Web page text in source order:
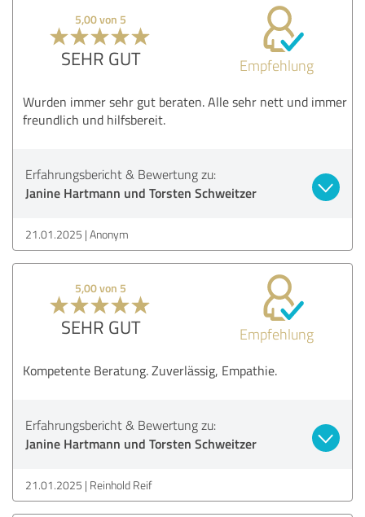
5,00 von 5
SEHR GUT Empfehlung
Wurden immer sehr gut beraten. Alle sehr nett und immer
freundlich und hilfsbereit.
Erfahrungsbericht & Bewertung zu:
Janine Hartmann und Torsten Schweitzer
21.01.2025 Anonym
5,00 von 5
SEHR GUT Empfehlung
Kompetente Beratung. Zuverlässig, Empathie.
Erfahrungsbericht & Bewertung zu:
Janine Hartmann und Torsten Schweitzer
21.01.2025 Reinhold Reif